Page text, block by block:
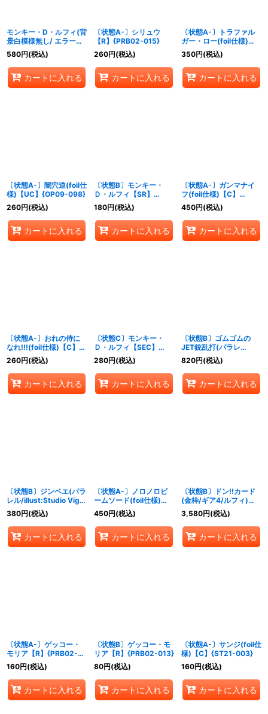
モンキー・D・ルフィ(背
景白模様無し/ エラー修
正後/illust:nakamaru)
【SR】{OP07-109}
580円(税込)
カートに入れる
〔状態A-〕シリュウ
【R】{PRB02-015}
260円(税込)
カートに入れる
〔状態A-〕トラファル
ガー・ロー(foil仕様)
【P】{P-088}
350円(税込)
カートに入れる
〔状態A-〕闇穴道(foil仕
様)【UC】{OP09-098}
260円(税込)
カートに入れる
〔状態B〕モンキー・
Ｄ・ルフィ【SR】
{PRB02-005}
180円(税込)
カートに入れる
〔状態A-〕ガンマナイ
フ(foil仕様)【C】
{OP05-077}
450円(税込)
カートに入れる
〔状態A-〕おれの侍に
なれ!!!(foil仕様)【C】
{OP01-055}
260円(税込)
カートに入れる
〔状態C〕モンキー・
Ｄ・ルフィ【SEC】
{EB02-061}
280円(税込)
カートに入れる
〔状態B〕ゴムゴムの
JET銃乱打(パラレ
ル/illust:kankurou)
【R/P】{OP03-072}
820円(税込)
カートに入れる
〔状態B〕ジンベエ(パラ
レル/illust:Studio Vigor
Co.Ltd)【R/P】
{PRB02-007}
380円(税込)
カートに入れる
〔状態A-〕ノロノロビ
ームソード(foil仕様)
【C】{OP07-076}
450円(税込)
カートに入れる
〔状態B〕ドン!!カード
(金枠/ギア4/ルフィ)
【-】{-}
3,580円(税込)
カートに入れる
〔状態A-〕ゲッコー・
モリア【R】{PRB02-
013}
160円(税込)
カートに入れる
〔状態B〕ゲッコー・モ
リア【R】{PRB02-013}
80円(税込)
カートに入れる
〔状態A-〕サンジ(foil仕
様)【C】{ST21-003}
160円(税込)
カートに入れる